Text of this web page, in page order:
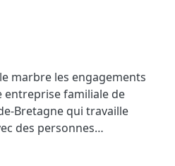
marbre les engagements
entreprise familiale de
Bretagne qui travaille
des personnes…